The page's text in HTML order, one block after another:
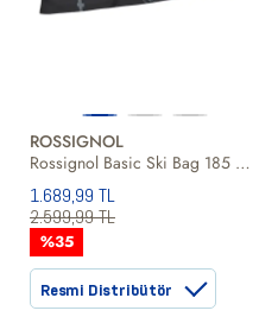
ROSSIGNOL
Rossignol Basic Ski Bag 185 Unisex Kayak Çantası
1.689,99 TL
2.599,99 TL
%35
Resmi Distribütör